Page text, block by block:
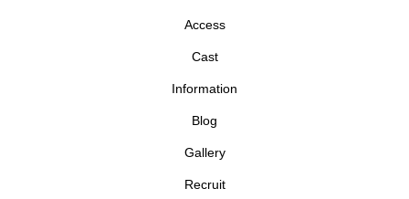
Access
Cast
Information
Blog
Gallery
Recruit